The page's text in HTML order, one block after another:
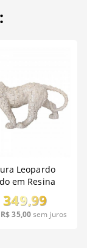
Leopardo
em Resina
349,99
R$ 35,00sem juros